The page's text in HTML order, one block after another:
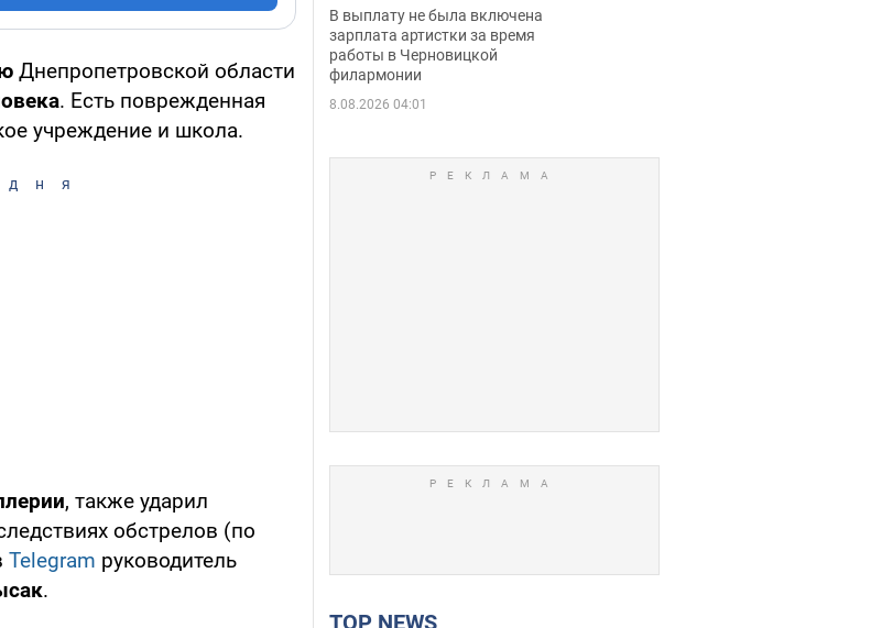
Днепропетровской области
. Есть поврежденная
учреждение и школа.
, также ударил
обстрелов (по
Telegram руководитель
.
сколько получала
певица
В выплату не была включена
зарплата артистки за время
работы в Черновицкой
филармонии
8.08.2026 04:01
TOP NEWS